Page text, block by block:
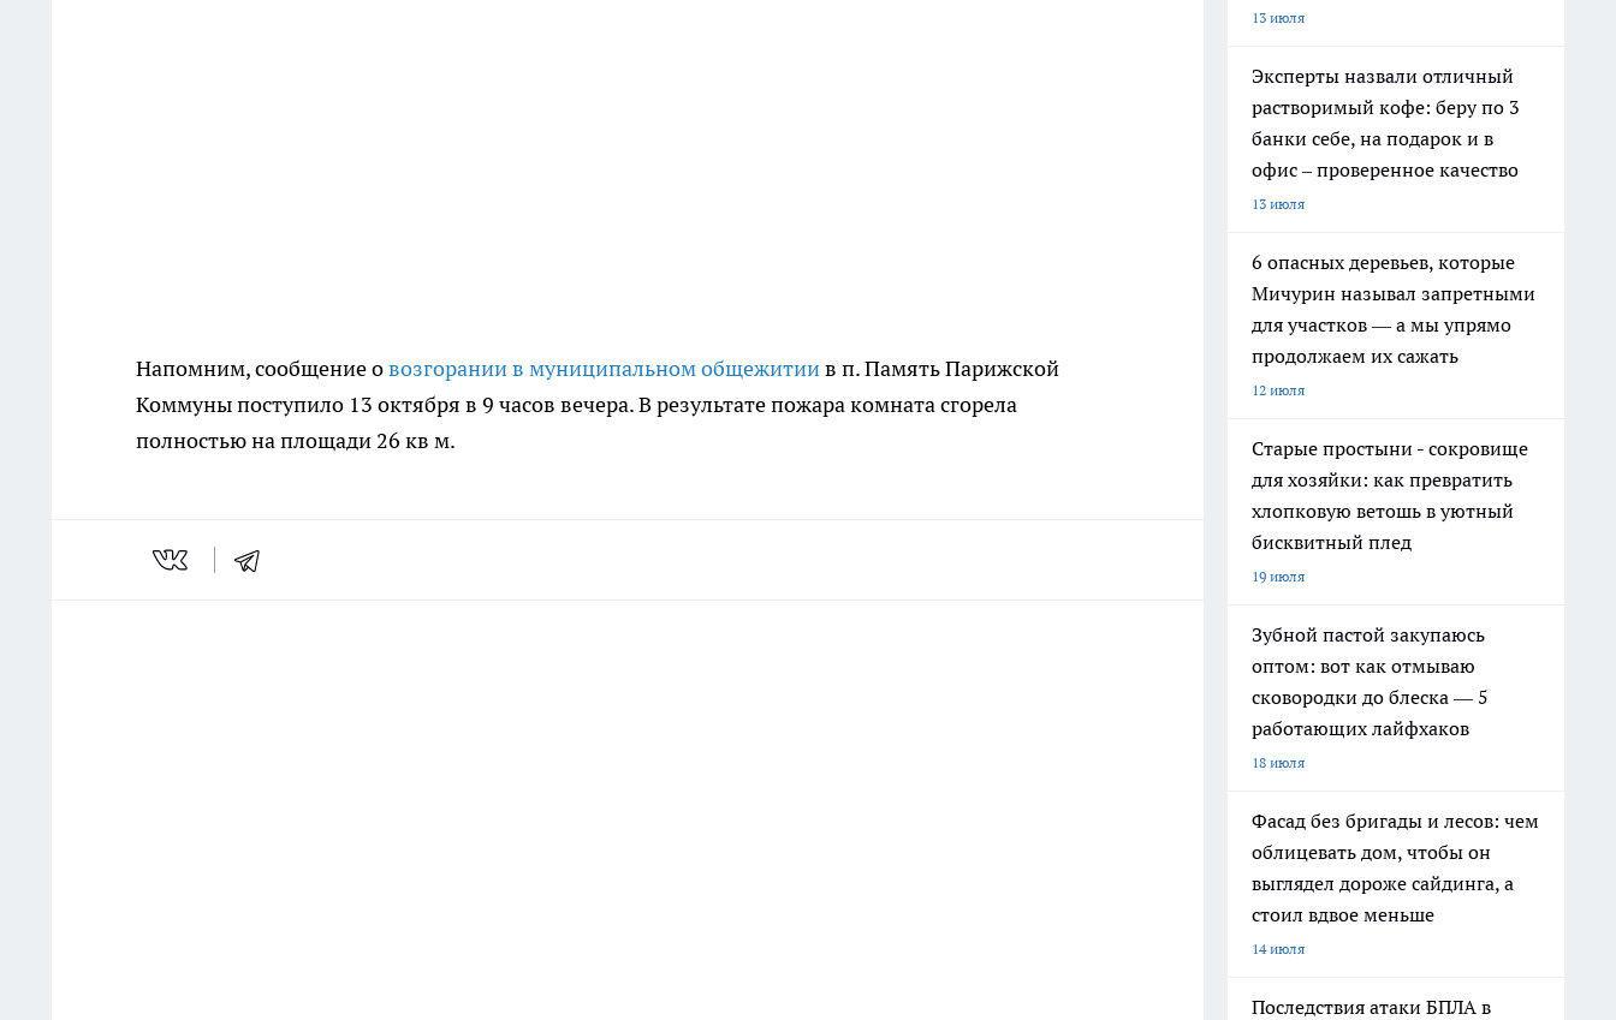
Напомним, сообщение овозгорании в муниципальном общежитиив п. Память Парижской
Коммуны поступило 13 октября в 9 часов вечера. В результате пожара комната сгорела
полностью на площади 26 кв м.
13 июля
Эксперты назвали отличный
растворимый кофе: беру по 3
банки себе, на подарок и в
офис – проверенное качество
13 июля
6 опасных деревьев, которые
Мичурин называл запретными
для участков — а мы упрямо
продолжаем их сажать
12 июля
Старые простыни - сокровище
для хозяйки: как превратить
хлопковую ветошь в уютный
бисквитный плед
19 июля
Зубной пастой закупаюсь
оптом: вот как отмываю
сковородки до блеска — 5
работающих лайфхаков
18 июля
Фасад без бригады и лесов: чем
облицевать дом, чтобы он
выглядел дороже сайдинга, а
стоил вдвое меньше
14 июля
Последствия атаки БПЛА в